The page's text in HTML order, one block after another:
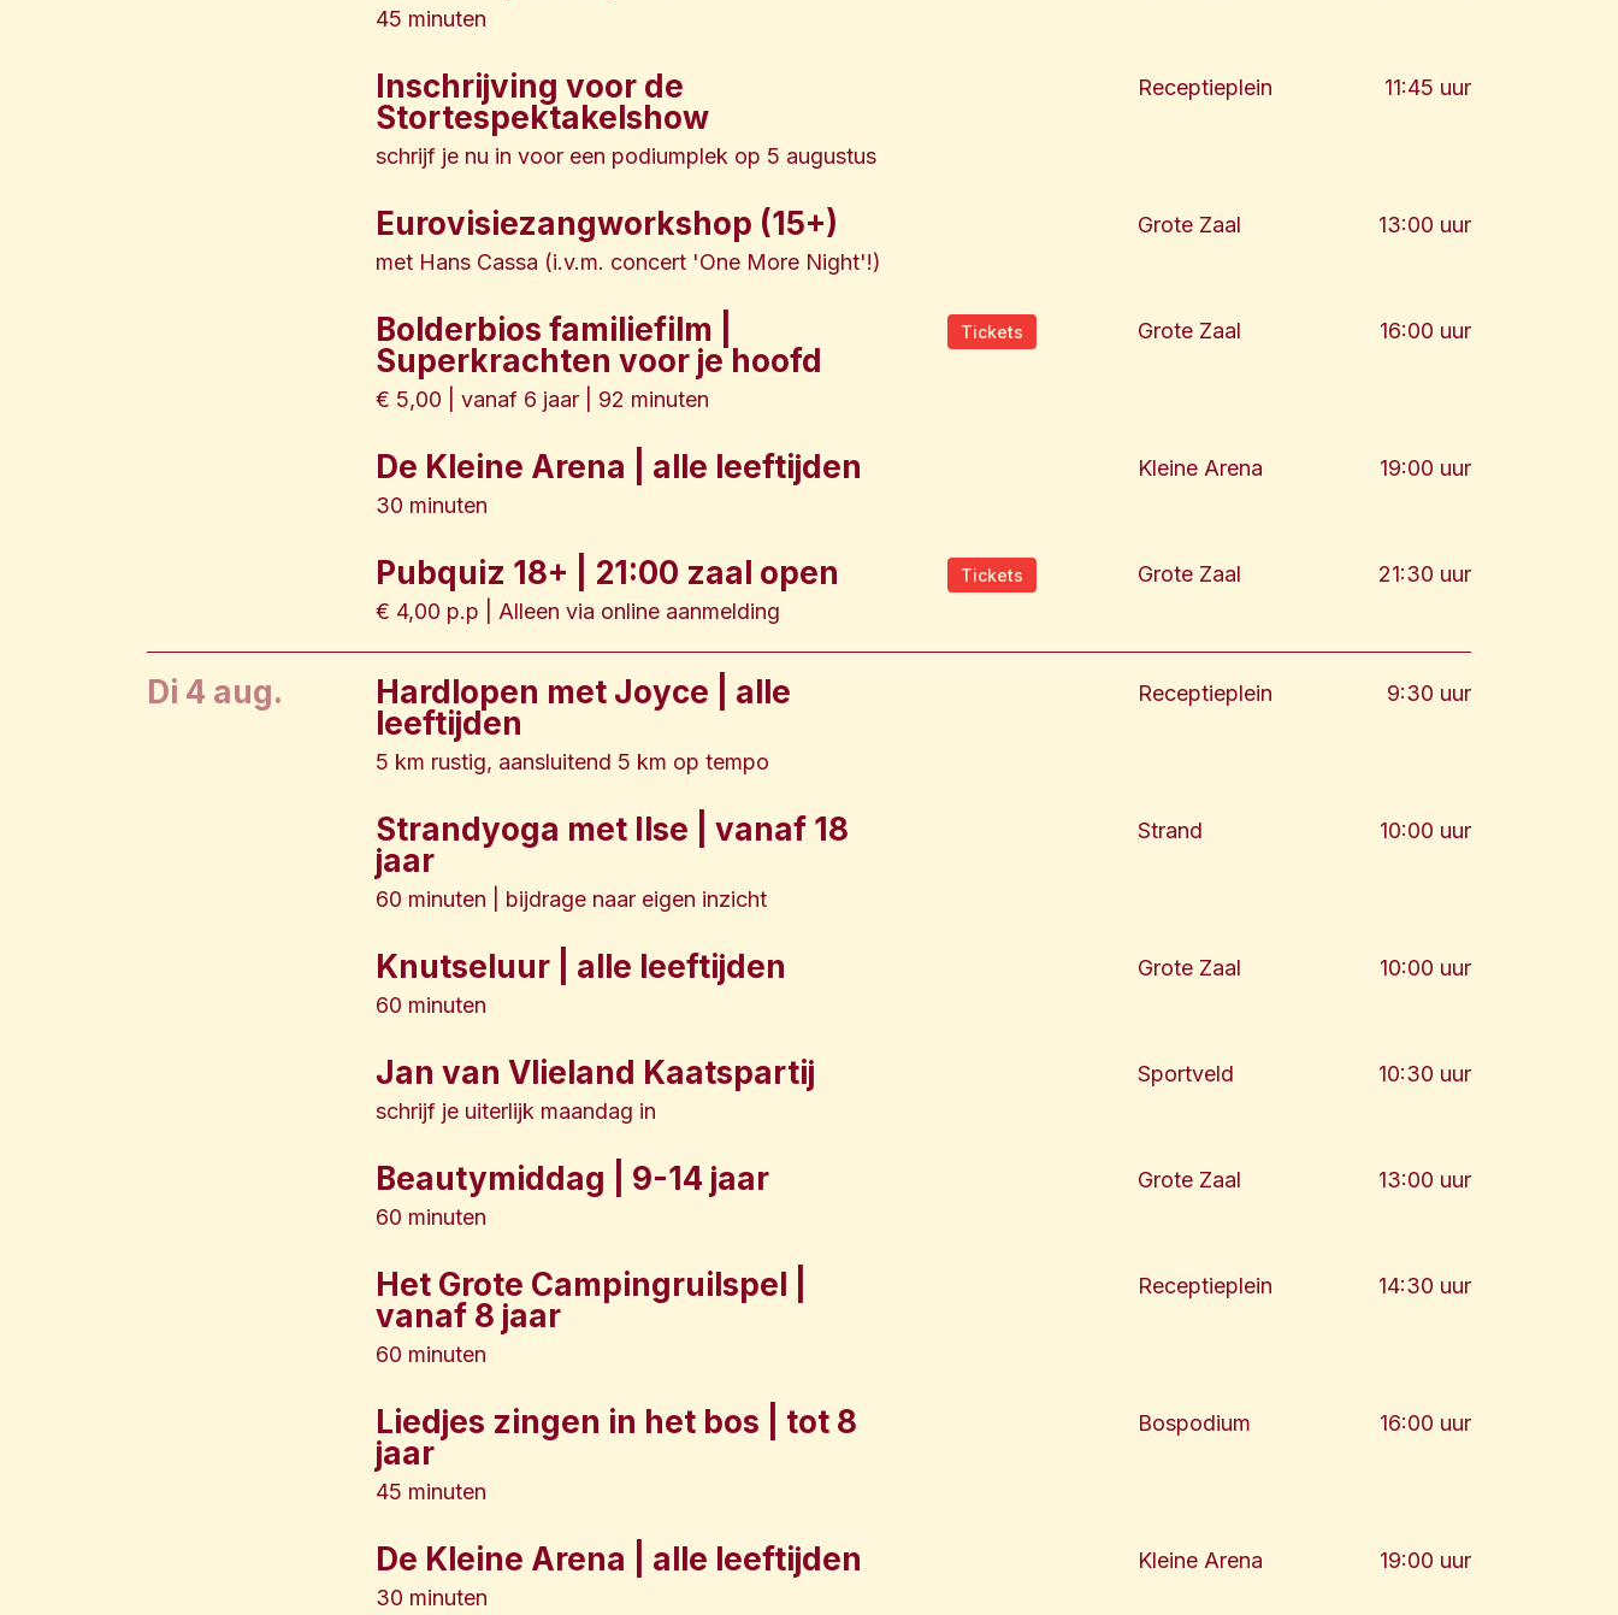
45 minuten
Inschrijving voor de
Stortespektakelshow
schrijf je nu in voor een podiumplek op 5 augustus
Receptieplein 11:45 uur
Eurovisiezangworkshop (15+)
met Hans Cassa (i.v.m. concert 'One More Night'!)
Grote Zaal 13:00 uur
Bolderbios familiefilm |
Superkrachten voor je hoofd
€ 5,00 | vanaf 6 jaar | 92 minuten
Tickets Grote Zaal 16:00 uur
De Kleine Arena | alle leeftijden
30 minuten
Kleine Arena 19:00 uur
Pubquiz 18+ | 21:00 zaal open
€ 4,00 p.p | Alleen via online aanmelding
Tickets Grote Zaal 21:30 uur
di 4 aug.
Hardlopen met Joyce | alle
leeftijden
5 km rustig, aansluitend 5 km op tempo
Receptieplein 9:30 uur
Strandyoga met Ilse | vanaf 18
jaar
60 minuten | bijdrage naar eigen inzicht
Strand 10:00 uur
Knutseluur | alle leeftijden
60 minuten
Grote Zaal 10:00 uur
Jan van Vlieland Kaatspartij
schrijf je uiterlijk maandag in
Sportveld 10:30 uur
Beautymiddag | 9-14 jaar
60 minuten
Grote Zaal 13:00 uur
Het Grote Campingruilspel |
vanaf 8 jaar
60 minuten
Receptieplein 14:30 uur
Liedjes zingen in het bos | tot 8
jaar
45 minuten
Bospodium 16:00 uur
De Kleine Arena | alle leeftijden
30 minuten
Kleine Arena 19:00 uur